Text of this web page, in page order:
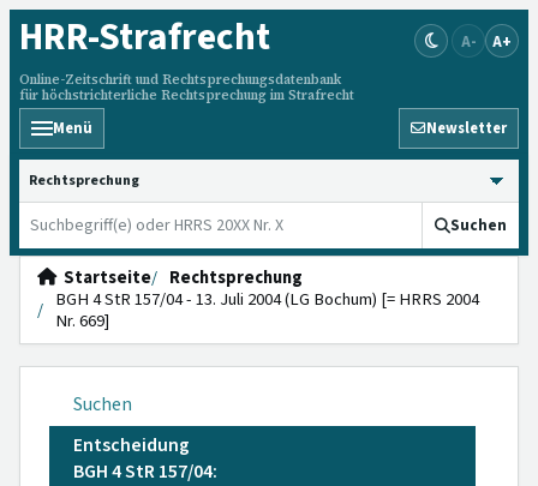
HRR-Strafrecht
Online-Zeitschrift und Rechtsprechungsdatenbank
für höchstrichterliche Rechtsprechung im Strafrecht
A- A+
Menü Newsletter
HRRS durchsuchen
Suchen
Startseite
Rechtsprechung
BGH 4 StR 157/04 - 13. Juli 2004 (LG Bochum) [= HRRS 2004
Nr. 669]
Suchen
Entscheidung
BGH 4 StR 157/04: